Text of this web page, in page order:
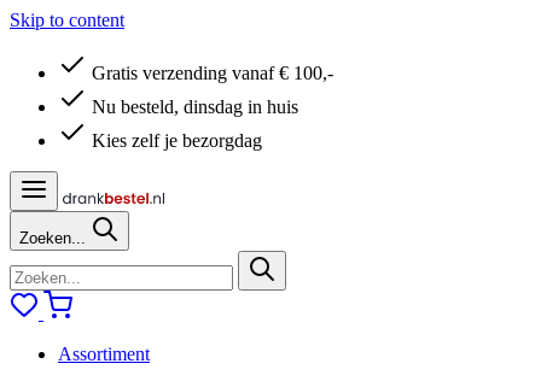
Skip to content
Gratis verzending vanaf € 100,-
Nu besteld, dinsdag in huis
Kies zelf je bezorgdag
Zoeken...
Assortiment